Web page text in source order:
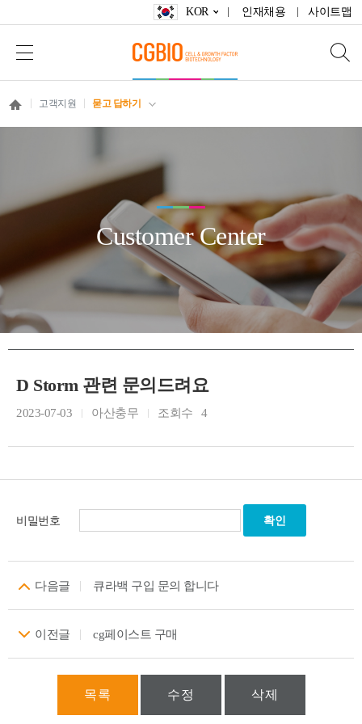
KOR 인재채용 사이트맵
고객지원 묻고 답하기
Customer Center
D Storm 관련 문의드려요
2023-07-03 아산충무 조회수 4
비밀번호
다음글 큐라백 구입 문의 합니다
이전글 cg페이스트 구매
목록 수정 삭제